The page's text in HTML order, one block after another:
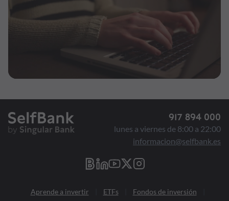
917 894 000
lunes a viernes de 8:00 a 22:00
informacion@selfbank.es
Aprende a invertir ETFs Fondos de inversión